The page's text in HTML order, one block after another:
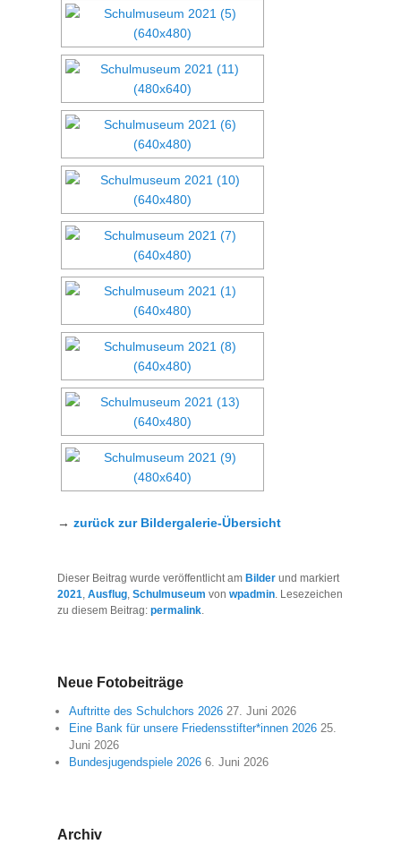
→ zurück zur Bildergalerie-Übersicht
Dieser Beitrag wurde veröffentlicht am Bilder und markiert
2021, Ausflug, Schulmuseum von wpadmin. Lesezeichen
zu diesem Beitrag: permalink.
Neue Fotobeiträge
Auftritte des Schulchors 2026 27. Juni 2026
Eine Bank für unsere Friedensstifter*innen 2026 25.
Juni 2026
Bundesjugendspiele 2026 6. Juni 2026
Archiv